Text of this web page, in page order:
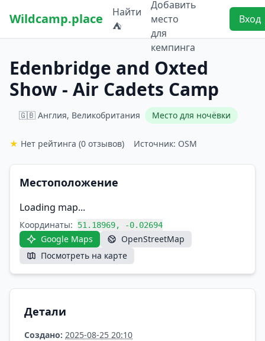
Wildcamp.place
Найти
⛺
Добавить
место
для
кемпинга
Вход
Edenbridge and Oxted
Show - Air Cadets Camp
🇬🇧 Англия, Великобритания Место для ночёвки
★ Нет рейтинга (0 отзывов) Источник: OSM
Местоположение
Loading map...
Координаты: 51.18969, -0.02694
Google Maps
OpenStreetMap
Посмотреть на карте
Детали
Создано: 2025-08-25 20:10